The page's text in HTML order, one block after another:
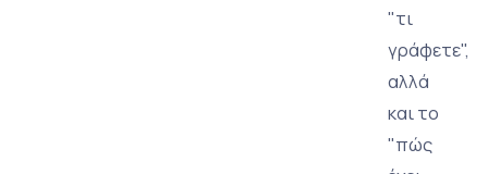
"τι
γράφετε",
αλλά
και το
"πώς